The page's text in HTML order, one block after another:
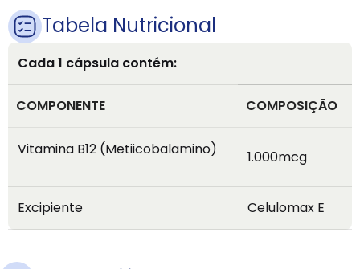
Tabela Nutricional
Cada 1 cápsula contém:
COMPONENTE COMPOSIÇÃO
Vitamina B12 (Metiicobalamino) 1.000mcg
Excipiente Celulomax E